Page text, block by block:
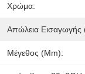
Χρώμα:
Απώλεια Εισαγωγής
Μέγεθος (mm):